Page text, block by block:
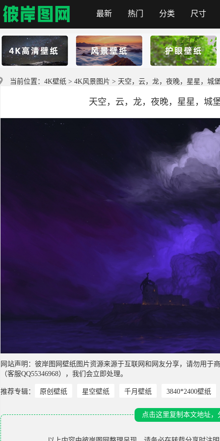
彼岸图网
最新 热门 分类 尺寸
当前位置： 4K壁纸 > 4K风景图片 > 天空，云，龙，夜晚，星星，城
天空，云，龙，夜晚，星星，城
网站声明：彼岸图网壁纸图片资源来源于互联网和网友分享，请勿用
（客服QQ55346968），我们会立即处理。
推荐专辑： 原创壁纸 星空壁纸 千月壁纸 3840*2400壁纸
点击这里复制本文地址